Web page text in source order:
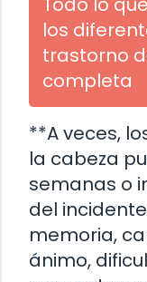
los
trastorno
completa
**A veces,
la cabeza
semanas o
del
memoria,
ánimo,